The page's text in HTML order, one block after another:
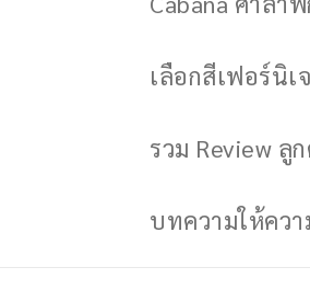
เลือกสีเฟอร์นิเ
รวม Review ลู
บทความให้ควา